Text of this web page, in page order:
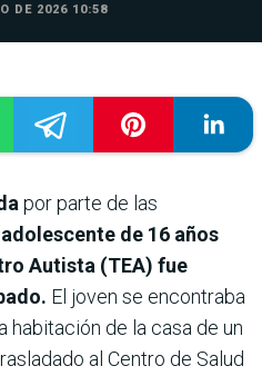
DE 2026 10:58
por parte de las
de 16 años
Autista (TEA) fue
El joven se encontraba
habitación de la casa de un
al Centro de Salud